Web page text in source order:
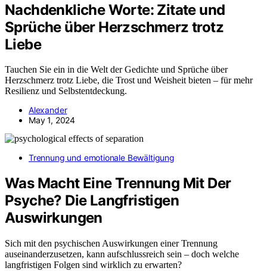
Nachdenkliche Worte: Zitate und
Sprüche über Herzschmerz trotz
Liebe
Tauchen Sie ein in die Welt der Gedichte und Sprüche über
Herzschmerz trotz Liebe, die Trost und Weisheit bieten – für mehr
Resilienz und Selbstentdeckung.
Alexander
May 1, 2024
Trennung und emotionale Bewältigung
Was Macht Eine Trennung Mit Der
Psyche? Die Langfristigen
Auswirkungen
Sich mit den psychischen Auswirkungen einer Trennung
auseinanderzusetzen, kann aufschlussreich sein – doch welche
langfristigen Folgen sind wirklich zu erwarten?